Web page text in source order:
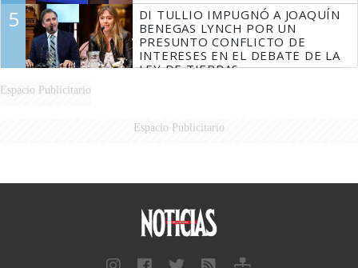
5
DI TULLIO IMPUGNÓ A JOAQUÍN
BENEGAS LYNCH POR UN
PRESUNTO CONFLICTO DE
INTERESES EN EL DEBATE DE LA
LEY DE TIERRAS
Espacio Publicitario
Espacio Publicitario